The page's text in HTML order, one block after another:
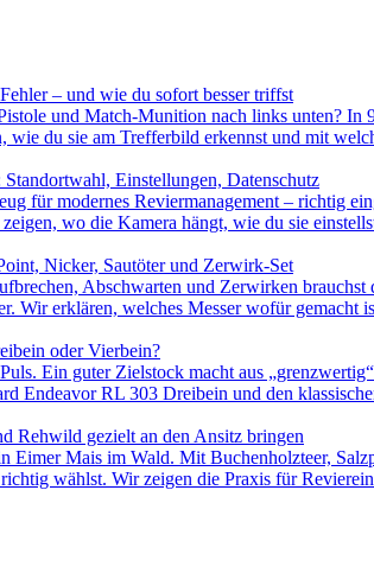
– und wie du sofort besser triffst
und Match-Munition nach links unten?
wie du sie am Trefferbild erkennst und mit
Einstellungen, Datenschutz
für modernes Reviermanagement – richtig
wo die Kamera hängt, wie du sie
Nicker, Sautöter und Zerwirk-Set
Abschwarten und Zerwirken
Wir erklären, welches Messer wofür gemacht
oder Vierbein?
Ein guter Zielstock macht aus
Endeavor RL 303 Dreibein und den
Rehwild gezielt an den Ansitz bringen
Eimer Mais im Wald. Mit Buchenholzteer,
wählst. Wir zeigen die Praxis für